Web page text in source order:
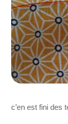
c’en est fini des